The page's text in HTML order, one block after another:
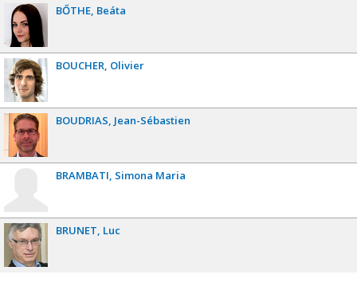
BŐTHE Beáta
BOUCHER Olivier
BOUDRIAS Jean-Sébastien
BRAMBATI Simona Maria
BRUNET Luc